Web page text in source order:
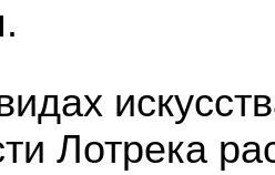
Лотрека